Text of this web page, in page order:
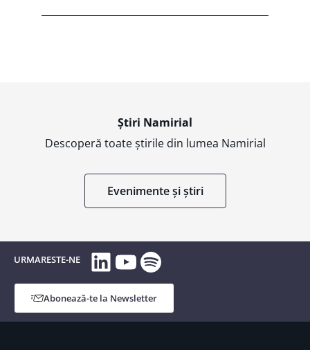
Știri Namirial
Descoperă toate știrile din lumea Namirial
Evenimente și știri
URMARESTE-NE LinkedIn
YouTube
Spotify
Abonează-te la Newsletter